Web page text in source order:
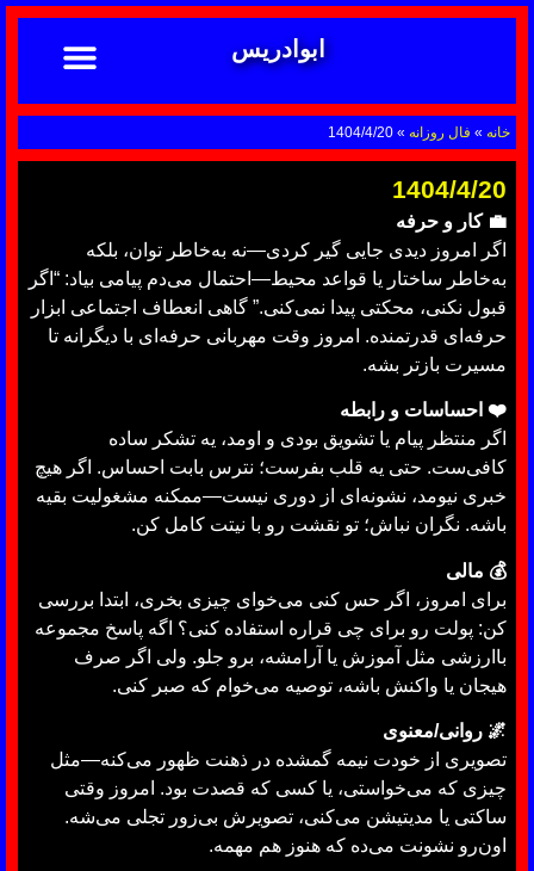
ابوادریس
خانه » فال روزانه »
1404/4/20
1404/4/20
💼 کار و حرفه
اگر امروز دیدی جایی گیر کردی—نه به‌خاطر توان، بلکه
به‌خاطر ساختار یا قواعد محیط—احتمال می‌دم پیامی بیاد: “اگر
قبول نکنی، محکتی پیدا نمی‌کنی.” گاهی انعطاف اجتماعی ابزار
حرفه‌ای قدرتمنده. امروز وقت مهربانی حرفه‌ای با دیگرانه تا
مسیرت بازتر بشه.
❤️ احساسات و رابطه
اگر منتظر پیام یا تشویق بودی و اومد، یه تشکر ساده
کافی‌ست. حتی یه قلب بفرست؛ نترس بابت احساس. اگر هیچ
خبری نیومد، نشونه‌ای از دوری نیست—ممکنه مشغولیت بقیه
باشه. نگران نباش؛ تو نقشت رو با نیتت کامل کن.
💰 مالی
برای امروز، اگر حس کنی می‌خوای چیزی بخری، ابتدا بررسی
کن: پولت رو برای چی قراره استفاده کنی؟ اگه پاسخ مجموعه
باارزشی مثل آموزش یا آرامشه، برو جلو. ولی اگر صرف
هیجان یا واکنش باشه، توصیه می‌خوام که صبر کنی.
🌌 روانی/معنوی
تصویری از خودت نیمه گمشده در ذهنت ظهور می‌کنه—مثل
چیزی که می‌خواستی، یا کسی که قصدت بود. امروز وقتی
ساکتی یا مدیتیشن می‌کنی، تصویرش بی‌زور تجلی می‌شه.
اون‌رو نشونت می‌ده که هنوز هم مهمه.